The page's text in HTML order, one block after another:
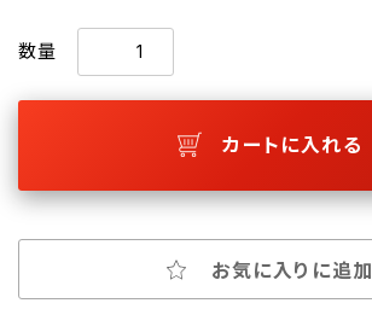
数量
カートに入れる
お気に入りに追加